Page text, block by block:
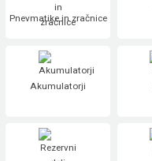
Pnevmatike in zračnice
Akumulatorji